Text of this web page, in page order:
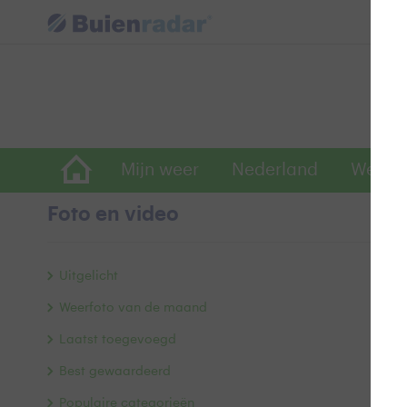
Mijn weer Nederland
Foto en video
Uitgelicht
Weerfoto van de maand
Laatst toegevoegd
Best gewaardeerd
Populaire categorieën